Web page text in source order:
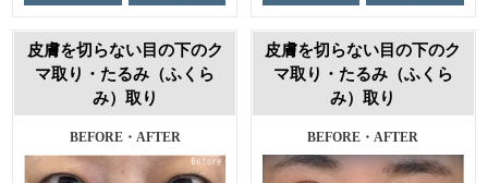
皮膚を切らない目の下のク
マ取り・たるみ（ふくら
み）取り
BEFORE・AFTER
皮膚を切らない目の下のク
マ取り・たるみ（ふくら
み）取り
BEFORE・AFTER